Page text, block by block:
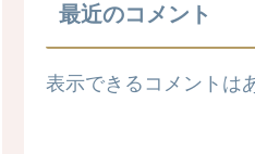
最近のコメント
表示できるコメントは